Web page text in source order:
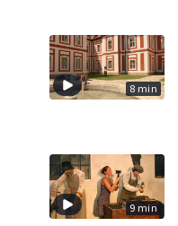
8 min
9 min